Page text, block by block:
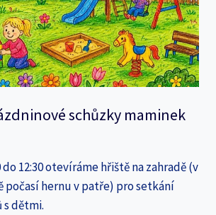
schůzky maminek
do 12:30 otevíráme hřiště na zahradě (v
počasí hernu v patře) pro setkání
dětmi.